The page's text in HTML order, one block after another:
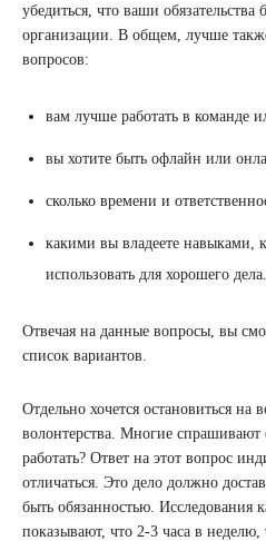
убедиться, что ваши обязательства
организации. В общем, лучше
вопросов:
вам лучше работать в команде
вы хотите быть офлайн или
сколько времени и
какими вы владеете навыками,
использовать для хорошего дела.
Отвечая на данные вопросы, вы
список вариантов.
Отдельно хочется остановиться на
волонтерства. Многие спрашивают
работать? Ответ на этот вопрос
отличаться. Это дело должно
быть обязанностью. Исследования
показывают, что 2-3 часа в неделю,